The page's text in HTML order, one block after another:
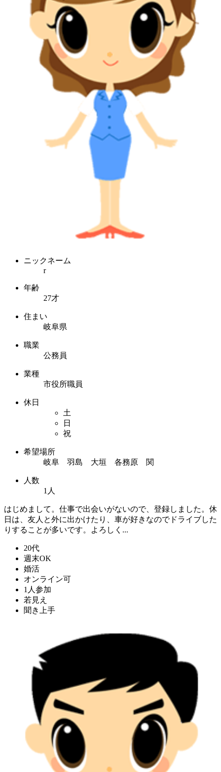
ニックネーム
r
年齢
27才
住まい
岐阜県
職業
公務員
業種
市役所職員
休日
土
日
祝
希望場所
岐阜 羽島 大垣 各務原 関
人数
1人
はじめまして。仕事で出会いがないので、登録しました。休
日は、友人と外に出かけたり、車が好きなのでドライブした
りすることが多いです。よろしく...
20代
週末OK
婚活
オンライン可
1人参加
若見え
聞き上手